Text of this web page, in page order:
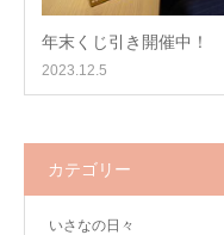
年末くじ引き開催中！
2023.12.5
カテゴリー
いさなの日々